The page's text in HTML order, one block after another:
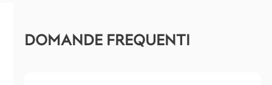
DOMANDE FREQUENTI